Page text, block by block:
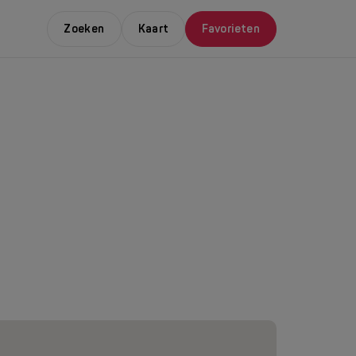
Zoeken Kaart Favorieten